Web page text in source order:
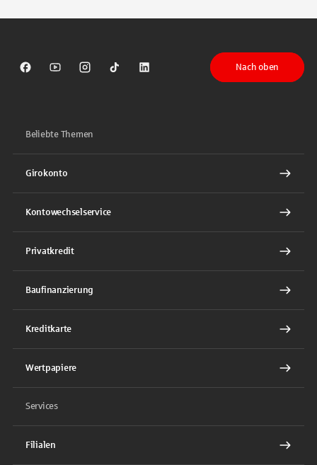
Sparkasse auf Facebook
Sparkasse auf Youtube
Sparkasse auf Instagram
Sparkasse auf TikTok
Sparkasse auf LinkedIn
Nach oben
Beliebte Themen
Girokonto
Kontowechselservice
Privatkredit
Baufinanzierung
Kreditkarte
Wertpapiere
Services
Filialen